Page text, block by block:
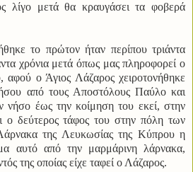
λίγο μετά θα κραυγάσει τα φοβερά
το πρώτον ήταν περίπου τριάντα
χρόνια μετά όπως μας πληροφορεί ο
αφού ο Άγιος Λάζαρος χειροτονήθηκε
από τους Αποστόλους Παύλο και
νήσο έως την κοίμηση του εκεί, στην
ο δεύτερος τάφος του στην πόλη των
της Λευκωσίας της Κύπρου η
αυτό από την μαρμάρινη λάρνακα,
της οποίας είχε ταφεί ο Λάζαρος.